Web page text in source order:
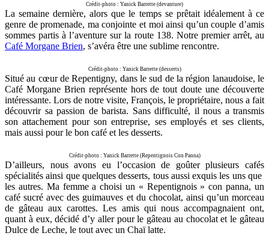
Crédit-photo : Yanick Barrette (devanture)
La semaine dernière, alors que le temps se prêtait idéalement à ce
genre de promenade, ma conjointe et moi ainsi qu’un couple d’amis
sommes partis à l’aventure sur la route 138. Notre premier arrêt, au
Café Morgane Brien, s’avéra être une sublime rencontre.
Crédit-photo : Yanick Barrette (desserts)
Situé au cœur de Repentigny, dans le sud de la région lanaudoise, le
Café Morgane Brien représente hors de tout doute une découverte
intéressante. Lors de notre visite, François, le propriétaire, nous a fait
découvrir sa passion de barista. Sans difficulté, il nous a transmis
son attachement pour son entreprise, ses employés et ses clients,
mais aussi pour le bon café et les desserts.
Crédit-photo : Yanick Barrette (Repentignois Con Panna)
D’ailleurs, nous avons eu l’occasion de goûter plusieurs cafés
spécialités ainsi que quelques desserts, tous aussi exquis les uns que
les autres. Ma femme a choisi un « Repentignois » con panna, un
café sucré avec des guimauves et du chocolat, ainsi qu’un morceau
de gâteau aux carottes. Les amis qui nous accompagnaient ont,
quant à eux, décidé d’y aller pour le gâteau au chocolat et le gâteau
Dulce de Leche, le tout avec un Chaï latte.